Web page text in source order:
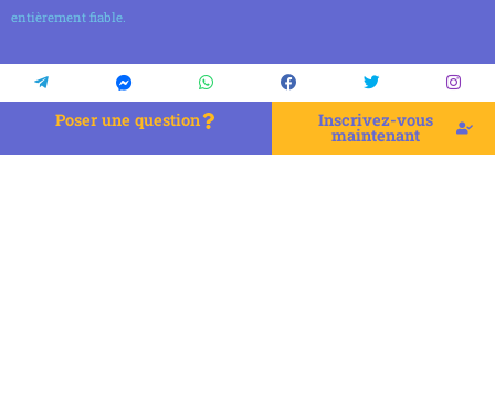
entièrement fiable.
Poser une question Inscrivez-vous
maintenant